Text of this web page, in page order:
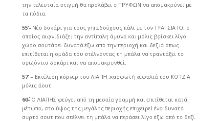
την τελευταία στιγμή θα προλάβει ο ΤΡΥΦΩΝ να απομακρύνει με
τα πόδια.
55’-Νέο δοκάρι για τους γηπεδούχους πάλι με τον ΓΡΑΤΣΙΑΤΟ, ο
οποίος αιφνιδιάζει την αντίπαλη άμυνα και μόλις βρίσκει λίγο
χώρο σουτάρει δυνατά έξω από την περιοχή και δεξιά όπως
επιτίθεται η ομάδα του στέλνοντας τη μπάλα να τραντάξει το
οριζόντιο δοκάρι και να απομακρυνθεί.
57’– Εκτέλεση κόρνερ του ΛΙΑΠΗ ,καρφωτή κεφαλιά του ΚΟΤΖΙΑ
μόλις άουτ.
60΄- Ο ΛΙΑΠΗΣ φεύγει από τη μεσαία γραμμή και επιτίθεται κατά
μέτωπο, στο ύψος της μεγάλης περιοχής επιχειρεί ένα δυνατό
συρτό σουτ που στέλνει τη μπάλα να περάσει λίγο έξω από το δεξί